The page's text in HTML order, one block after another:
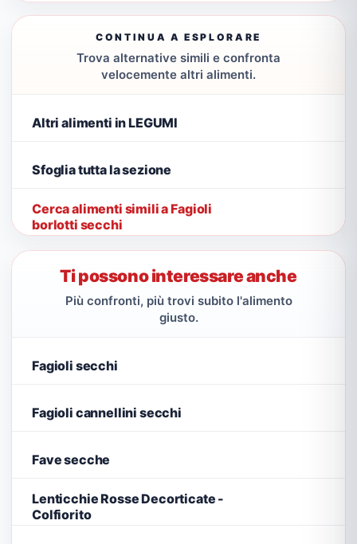
CONTINUA A ESPLORARE
Trova alternative simili e confronta
velocemente altri alimenti.
Altri alimenti in LEGUMI
Sfoglia tutta la sezione
Cerca alimenti simili a Fagioli
borlotti secchi
Ti possono interessare anche
Più confronti, più trovi subito l'alimento
giusto.
Fagioli secchi
Fagioli cannellini secchi
Fave secche
Lenticchie Rosse Decorticate -
Colfiorito